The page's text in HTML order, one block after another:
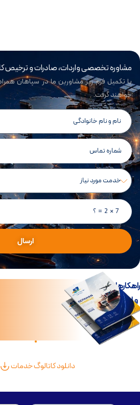
مشاوره تخصصی واردات، صادرات و ترخیص
با تکمیل فرم زیر مشاورین ما در سپاهان
خواهند گرفت.
7 × 2 = ؟
ارسال
جامع تجارت
و لجستیک بین‌الملل
دانلود کاتالوگ خدمات